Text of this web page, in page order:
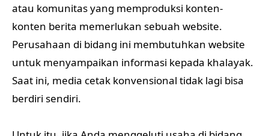
atau komunitas yang memproduksi konten-
konten berita memerlukan sebuah website.
Perusahaan di bidang ini membutuhkan website
untuk menyampaikan informasi kepada khalayak.
Saat ini, media cetak konvensional tidak lagi bisa
berdiri sendiri.